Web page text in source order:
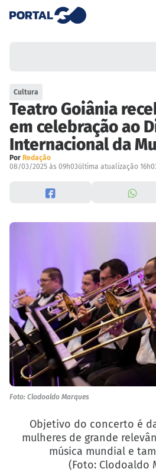
Cultura
Teatro Goiânia
em celebração ao
Internacional da
Por Redação
08/03/2025 às 09h03última atualização
Foto: Clodoaldo Marques
Objetivo do concerto é
mulheres de grande
música mundial e
(Foto: Clodoaldo